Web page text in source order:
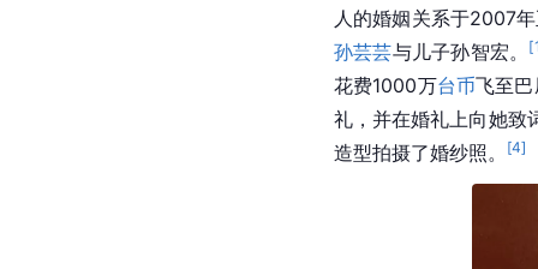
人的婚姻关系于2007
孙芸芸与儿子孙智宏。 [
花费1000万台币飞至
礼，并在婚礼上向她致
造型拍摄了婚纱照。
[4]